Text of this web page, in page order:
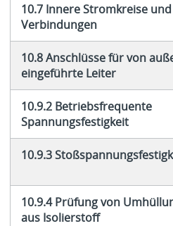
10.7 Innere Stromkreise und
Verbindungen
10.8 Anschlüsse für von
eingeführte Leiter
10.9.2 Betriebsfrequente
Spannungsfestigkeit
10.9.3
10.9.4 Prüfung von
aus Isolierstoff